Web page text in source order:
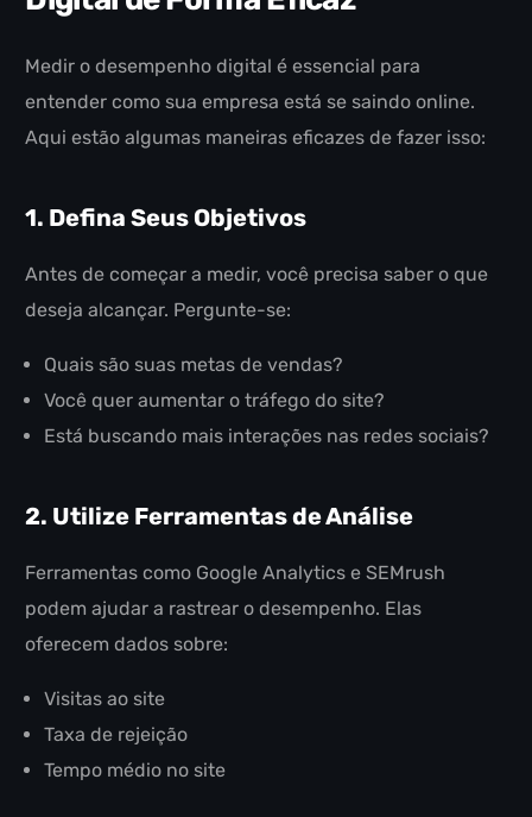
Medir o desempenho digital é essencial para
entender como sua empresa está se saindo online.
Aqui estão algumas maneiras eficazes de fazer isso:
1. Defina Seus Objetivos
Antes de começar a medir, você precisa saber o que
deseja alcançar. Pergunte-se:
Quais são suas metas de vendas?
Você quer aumentar o tráfego do site?
Está buscando mais interações nas redes sociais?
2. Utilize Ferramentas de Análise
Ferramentas como Google Analytics e SEMrush
podem ajudar a rastrear o desempenho. Elas
oferecem dados sobre:
Visitas ao site
Taxa de rejeição
Tempo médio no site